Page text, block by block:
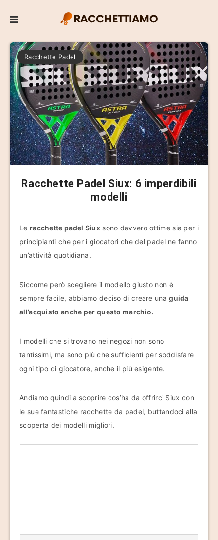
Racchette Padel
Racchette Padel Siux: 6 imperdibili
modelli
Le racchette padel Siuxsono davvero ottime sia per i
principianti che per i giocatori che del padel ne fanno
un’attività quotidiana.
Siccome però scegliere il modello giusto non è
sempre facile, abbiamo deciso di creare unaguida
all’acquisto anche per questo marchio.
I modelli che si trovano nei negozi non sono
tantissimi, ma sono più che sufficienti per soddisfare
ogni tipo di giocatore, anche il più esigente.
Andiamo quindi a scoprire cos’ha da offrirci Siux con
le sue fantastiche racchette da padel, buttandoci alla
scoperta dei modelli migliori.